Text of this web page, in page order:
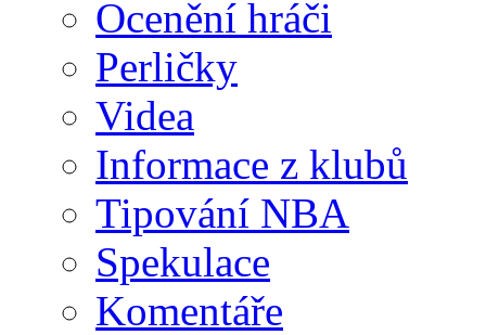
Ocenění hráči
Perličky
Videa
Informace z klubů
Tipování NBA
Spekulace
Komentáře